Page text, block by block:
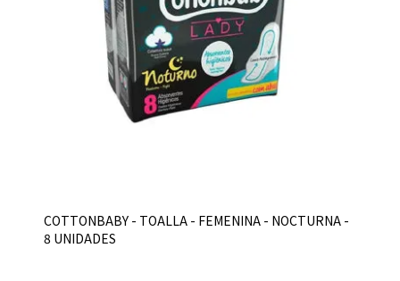
COTTONBABY - TOALLA - FEMENINA - NOCTURNA -
8 UNIDADES